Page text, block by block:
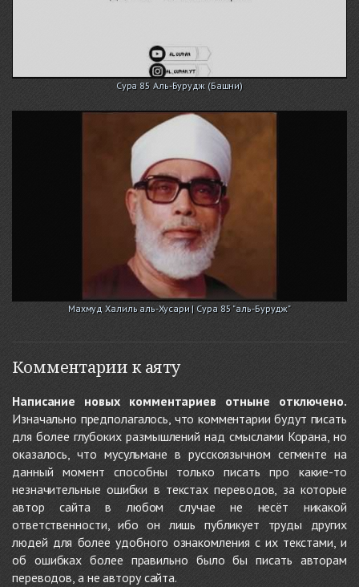
Сура 85 Аль-Бурудж (Башни)
Махмуд Халиль аль-Хусари | Сура 85 "аль-Бурудж"
Комментарии к аяту
Написание новых комментариев отныне отключено.
Изначально предполагалось, что комментарии будут писать
для более глубоких размышлений над смыслами Корана, но
оказалось, что мусульмане в русскоязычном сегменте на
данный момент способны только писать про какие-то
незначительные ошибки в текстах переводов, за которые
автор сайта в любом случае не несёт никакой
ответственности, ибо он лишь публикует труды других
людей для более удобного ознакомления с их текстами, и
об ошибках более правильно было бы писать авторам
переводов, а не автору сайта.